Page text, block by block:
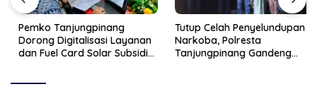
Pemko Tanjungpinang
Dorong Digitalisasi Layanan
dan Fuel Card Solar Subsidi
Tutup Celah Penyelundupan
Narkoba, Polresta
Tanjungpinang Gandeng